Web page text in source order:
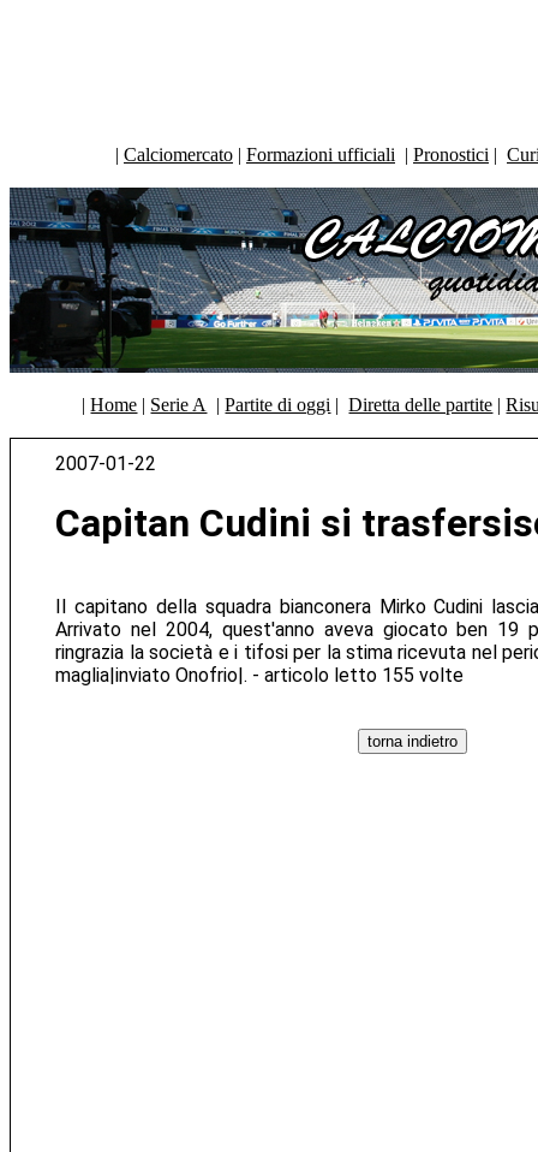
| Calciomercato | Formazioni ufficiali | Pronostici |
|Home | Serie A |Partite di oggi |Diretta delle partite |
2007-01-22
Capitan Cudini si
Il capitano della squadra bianconera Mirko Cudini
Arrivato nel 2004, quest'anno aveva giocato ben 19
ringrazia la società e i tifosi per la stima ricevuta nel
maglia|inviato Onofrio|. - articolo letto 155 volte